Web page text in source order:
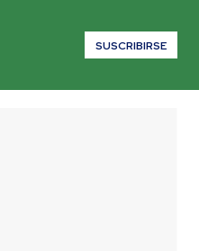
SUSCRIBIRSE